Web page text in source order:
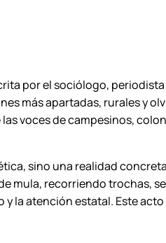
d
o
M
a
n
o
por el sociólogo,
más apartadas, rurales y
voces de campesinos,
sino una realidad
mula, recorriendo trochas,
la atención estatal. Este